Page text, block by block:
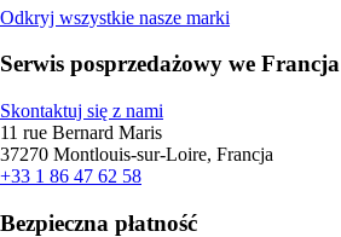
Odkryj wszystkie nasze marki
Serwis posprzedażowy we Francja
Skontaktuj się z nami
11 rue Bernard Maris
37270 Montlouis-sur-Loire, Francja
+33 1 86 47 62 58
Bezpieczna płatność